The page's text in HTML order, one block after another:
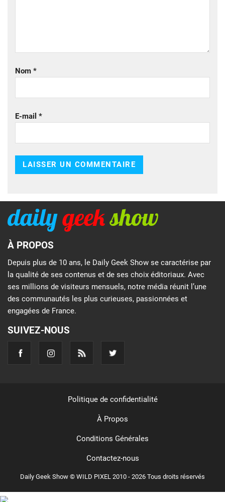
Nom *
E-mail *
À PROPOS
Depuis plus de 10 ans, le Daily Geek Show se caractérise par
la qualité de ses contenus et de ses choix éditoriaux. Avec
ses millions de visiteurs mensuels, notre média réunit l’une
des communautés les plus curieuses, passionnées et
engagées de France.
SUIVEZ-NOUS
Daily Geek Show © WILD PIXEL 2010 - 2026 Tous droits réservés
Politique de confidentialité
À Propos
Conditions Générales
Contactez-nous